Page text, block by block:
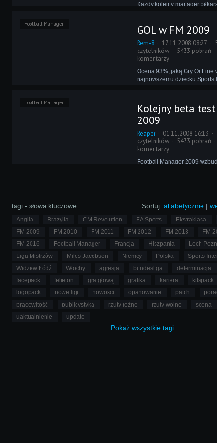
Każdy kolejny manager
często krytykowany FM 2009
tym względem poprzednim
jak sprzedaje się w Polsce?
Football Manager GOL w FM 2009
Rem-8 17.11.2008 08:27
czytelników
5433 pobrań
komentarzy
Ocena 93%, jaką Gry OnLine
najnowszemu dziecku Sports
jedna z najwyższych ocen,
wszystko i żałuje, że gra nie
Football Manager
Kolejny beta
2009
Reaper 01.11.2008 16:13
czytelników
5433 pobrań
komentarzy
Football Manager 2009
polski Gry-OnLine.
Sortuj: alfabetycznie |
tagi - słowa kluczowe:
Anglia Brazylia CM Revolution EA Sports
Ekstraklasa
FM 2009
FM 2010 FM 2011 FM 2012 FM 2013
FM
FM 2016
Football Manager Francja Hiszpania
Lech
Liga Mistrzów
Miles Jacobson Niemcy Polska
Sports
Widzew Łódź
Włochy agresja bundesliga
determinacja
facepack
felieton gra głową grafika kariera
kitspack
logopack
nowe ligi nowości opanowanie patch
pracowitość
publicystyka rzuty rożne rzuty wolne
scena
uaktualnienie
update
Pokaż wszystkie tagi